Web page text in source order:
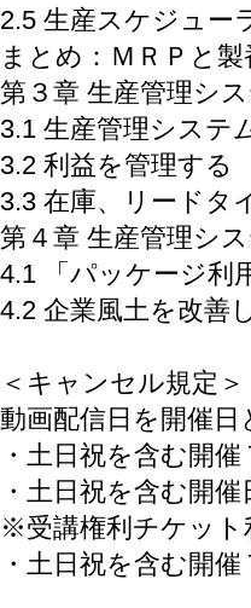
2.5 生産スケジュー
まとめ：ＭＲＰと
第３章 生産管理シ
3.1 生産管理システ
3.2 利益を管理する
3.3 在庫、リードタ
第４章 生産管理シ
4.1 「パッケージ利
4.2 企業風土を改善
＜キャンセル規定＞
動画配信日を開催
・土日祝を含む開
・土日祝を含む開
※受講権利チケット
・土日祝を含む開